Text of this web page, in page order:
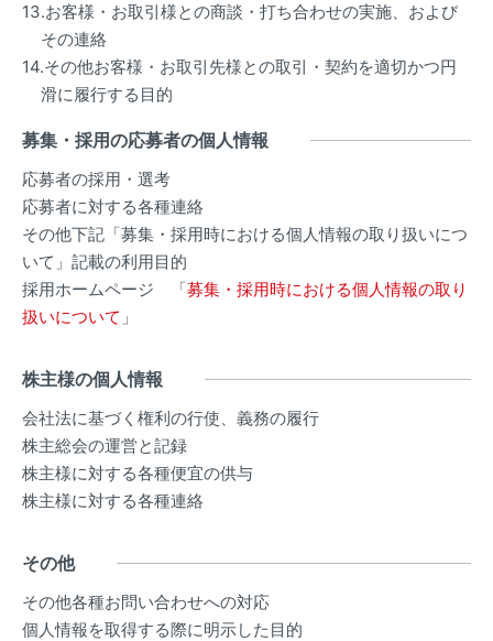
13.お客様・お取引様との商談・打ち合わせの実施、および
その連絡
14.その他お客様・お取引先様との取引・契約を適切かつ円
滑に履行する目的
募集・採用の応募者の個人情報
応募者の採用・選考
応募者に対する各種連絡
その他下記「募集・採用時における個人情報の取り扱いにつ
いて」記載の利用目的
採用ホームページ 「募集・採用時における個人情報の取り
扱いについて 」
株主様の個人情報
会社法に基づく権利の行使、義務の履行
株主総会の運営と記録
株主様に対する各種便宜の供与
株主様に対する各種連絡
その他
その他各種お問い合わせへの対応
個人情報を取得する際に明示した目的